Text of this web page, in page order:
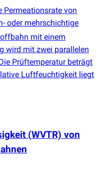
Permeationsrate von
oder mehrschichtige
mit einem
wird mit zwei parallelen
Prüftemperatur beträgt
Luftfeuchtigkeit liegt
(WVTR) von